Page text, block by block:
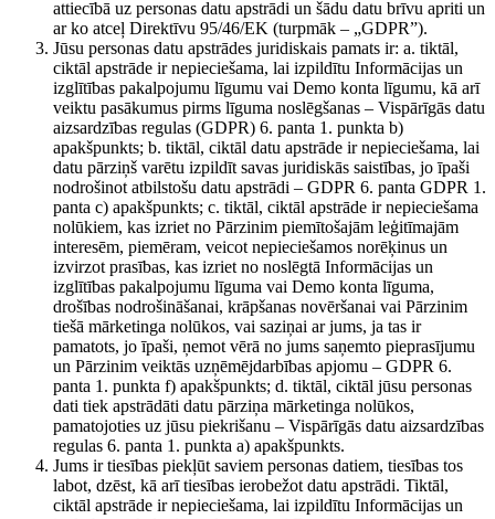
attiecībā uz personas datu apstrādi un šādu datu brīvu apriti un
ar ko atceļ Direktīvu 95/46/EK (turpmāk – „GDPR”).
Jūsu personas datu apstrādes juridiskais pamats ir: a. tiktāl,
ciktāl apstrāde ir nepieciešama, lai izpildītu Informācijas un
izglītības pakalpojumu līgumu vai Demo konta līgumu, kā arī
veiktu pasākumus pirms līguma noslēgšanas – Vispārīgās datu
aizsardzības regulas (GDPR) 6. panta 1. punkta b)
apakšpunkts; b. tiktāl, ciktāl datu apstrāde ir nepieciešama, lai
datu pārziņš varētu izpildīt savas juridiskās saistības, jo īpaši
nodrošinot atbilstošu datu apstrādi – GDPR 6. panta GDPR 1.
panta c) apakšpunkts; c. tiktāl, ciktāl apstrāde ir nepieciešama
nolūkiem, kas izriet no Pārzinim piemītošajām leģitīmajām
interesēm, piemēram, veicot nepieciešamos norēķinus un
izvirzot prasības, kas izriet no noslēgtā Informācijas un
izglītības pakalpojumu līguma vai Demo konta līguma,
drošības nodrošināšanai, krāpšanas novēršanai vai Pārzinim
tiešā mārketinga nolūkos, vai saziņai ar jums, ja tas ir
pamatots, jo īpaši, ņemot vērā no jums saņemto pieprasījumu
un Pārzinim veiktās uzņēmējdarbības apjomu – GDPR 6.
panta 1. punkta f) apakšpunkts; d. tiktāl, ciktāl jūsu personas
dati tiek apstrādāti datu pārziņa mārketinga nolūkos,
pamatojoties uz jūsu piekrišanu – Vispārīgās datu aizsardzības
regulas 6. panta 1. punkta a) apakšpunkts.
Jums ir tiesības piekļūt saviem personas datiem, tiesības tos
labot, dzēst, kā arī tiesības ierobežot datu apstrādi. Tiktāl,
ciktāl apstrāde ir nepieciešama, lai izpildītu Informācijas un